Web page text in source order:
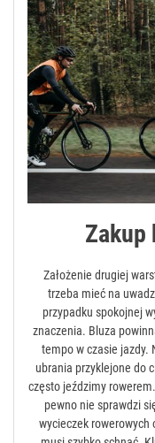
Zakup
Założenie drugiej
trzeba mieć na
przypadku spokojnej
znaczenia. Bluza
tempo w czasie jazdy.
ubrania przyklejone do
często jeździmy
pewno nie sprawdzi
wycieczek rowerowych